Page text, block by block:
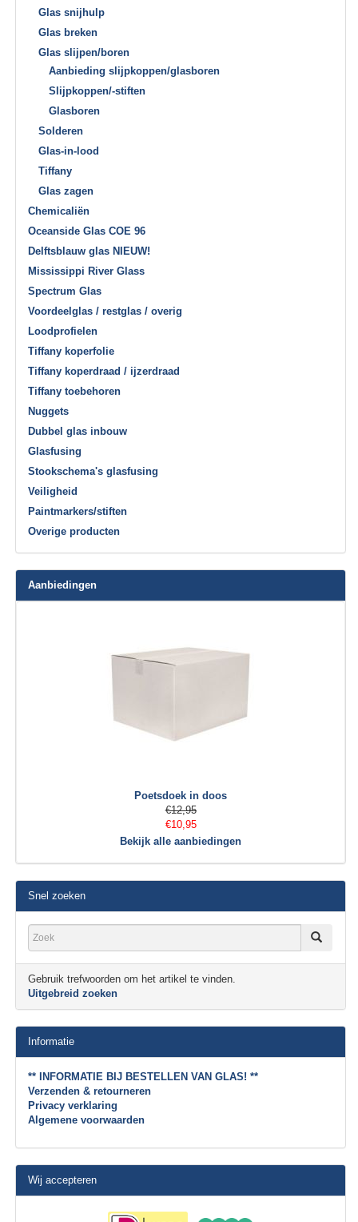
Glas snijhulp
Glas breken
Glas slijpen/boren
Aanbieding slijpkoppen/glasboren
Slijpkoppen/-stiften
Glasboren
Solderen
Glas-in-lood
Tiffany
Glas zagen
Chemicaliën
Oceanside Glas COE 96
Delftsblauw glas NIEUW!
Mississippi River Glass
Spectrum Glas
Voordeelglas / restglas / overig
Loodprofielen
Tiffany koperfolie
Tiffany koperdraad / ijzerdraad
Tiffany toebehoren
Nuggets
Dubbel glas inbouw
Glasfusing
Stookschema's glasfusing
Veiligheid
Paintmarkers/stiften
Overige producten
Aanbiedingen
Poetsdoek in doos
€12,95
€10,95
Bekijk alle aanbiedingen
Snel zoeken
Gebruik trefwoorden om het artikel te vinden.
Uitgebreid zoeken
Informatie
** INFORMATIE BIJ BESTELLEN VAN GLAS! **
Verzenden & retourneren
Privacy verklaring
Algemene voorwaarden
Wij accepteren